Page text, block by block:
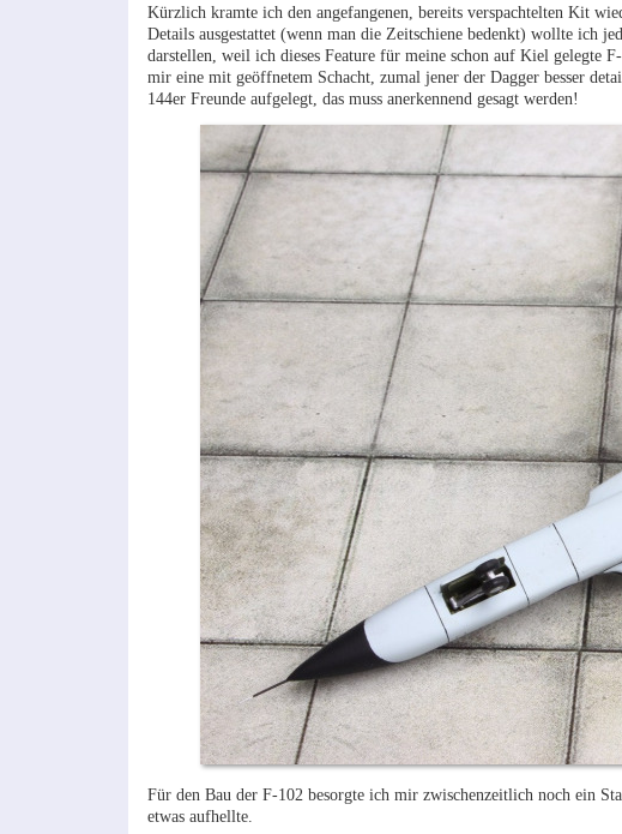
Kürzlich kramte ich den angefangenen, bereits verspachtelten Kit
Details ausgestattet (wenn man die Zeitschiene bedenkt) wollte ich
darstellen, weil ich dieses Feature für meine schon auf Kiel gelegte
mir eine mit geöffnetem Schacht, zumal jener der Dagger besser
144er Freunde aufgelegt, das muss anerkennend gesagt werden!
Für den Bau der F-102 besorgte ich mir zwischenzeitlich noch ein
etwas aufhellte.